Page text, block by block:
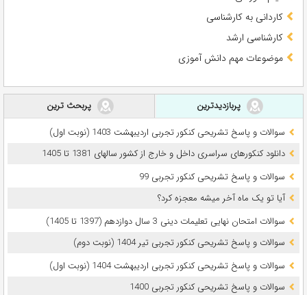
کاردانی به کارشناسی
کارشناسی ارشد
موضوعات مهم دانش آموزی
پربازدیدترین
پربحث ترین
سوالات و پاسخ تشریحی کنکور تجربی اردیبهشت 1403 (نوبت اول)
دانلود کنکورهای سراسری داخل و خارج از کشور سالهای 1381 تا 1405
سوالات و پاسخ تشریحی کنکور تجربی 99
آیا تو یک ماه آخر میشه معجزه کرد؟
سوالات امتحان نهایی تعلیمات دینی 3 سال دوازدهم (1397 تا 1405)
سوالات و پاسخ تشریحی کنکور تجربی تیر 1404 (نوبت دوم)
سوالات و پاسخ تشریحی کنکور تجربی اردیبهشت 1404 (نوبت اول)
سوالات و پاسخ تشریحی کنکور تجربی 1400